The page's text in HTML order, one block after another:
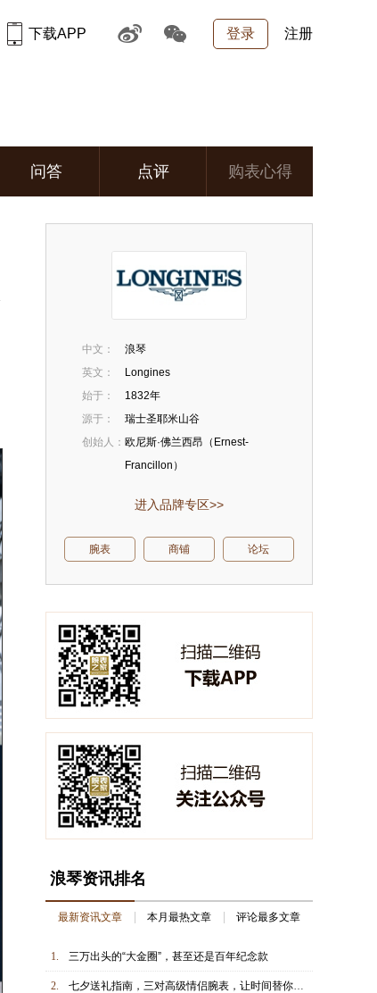
登录 注册
下载APP
问答 点评 购表心得
中文：
浪琴
英文：
Longines
始于：
1832年
源于：
瑞士圣耶米山谷
创始人： 欧尼斯·佛兰西昂（Ernest-
Francillon）
进入品牌专区>>
腕表 商铺 论坛
浪琴资讯排名
最新资讯文章 本月最热文章 评论最多文章
1. 三万出头的“大金圈”，甚至还是百年纪念款
2. 七夕送礼指南，三对高级情侣腕表，让时间替你表达爱意